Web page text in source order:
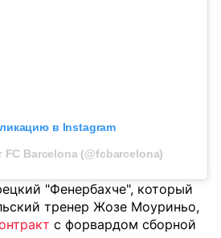
в Instagram
FC Barcelona (@fcbarcelona)
"Фенербахче", который
тренер Жозе Моуриньо,
с форвардом сборной